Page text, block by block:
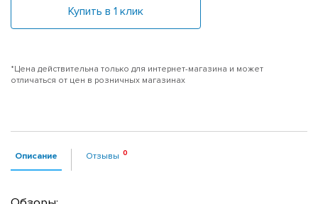
Купить в 1 клик
*Цена действительна только для интернет-магазина и может
отличаться от цен в розничных магазинах
Описание Отзывы